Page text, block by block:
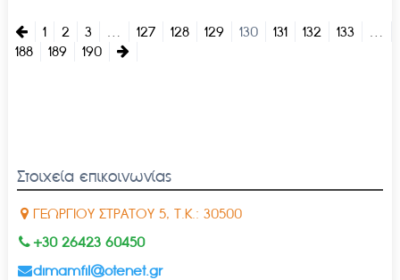
1 2 3 127 128 129 130 131 132 133
188
189 190
Στοιχεία επικοινωνίας
ΓΕΩΡΓΙΟΥ ΣΤΡΑΤΟΥ 5, Τ.Κ.: 30500
+30 26423 60450
dimamfil@otenet.gr